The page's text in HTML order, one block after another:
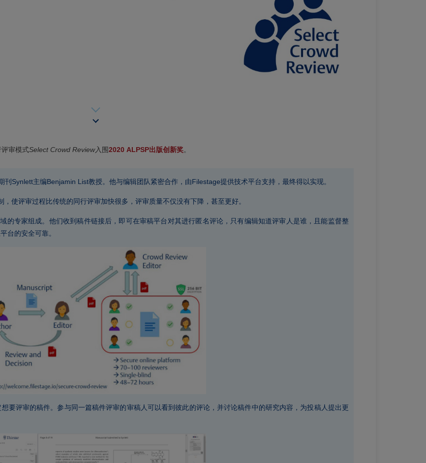
审模式Select Crowd Review入围2020 ALPSP出版创新奖。
刊Synlett主编Benjamin List教授。他与编辑团队紧密合作，由Filestage提供技术平台支持，最终得以实现。
使评审过程比传统的同行评审加快很多，评审质量不仅没有下降，甚至更好。
的专家组成。他们收到稿件链接后，即可在审稿平台对其进行匿名评论，只有编辑知道评审人是谁，且能监督整
台的安全可靠。
要评审的稿件。参与同一篇稿件评审的审稿人可以看到彼此的评论，并讨论稿件中的研究内容，为投稿人提出更